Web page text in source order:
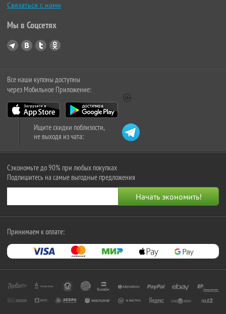
Связаться с нами
Мы в Соцсетях
Все наши купоны доступны
через Мобильное Приложение:
Ищите скидки поблизости,
не выходя из чата:
Сэкономьте до 90% при любых покупках
Подпишитесь на самые выгодные предложения
Принимаем к оплате: